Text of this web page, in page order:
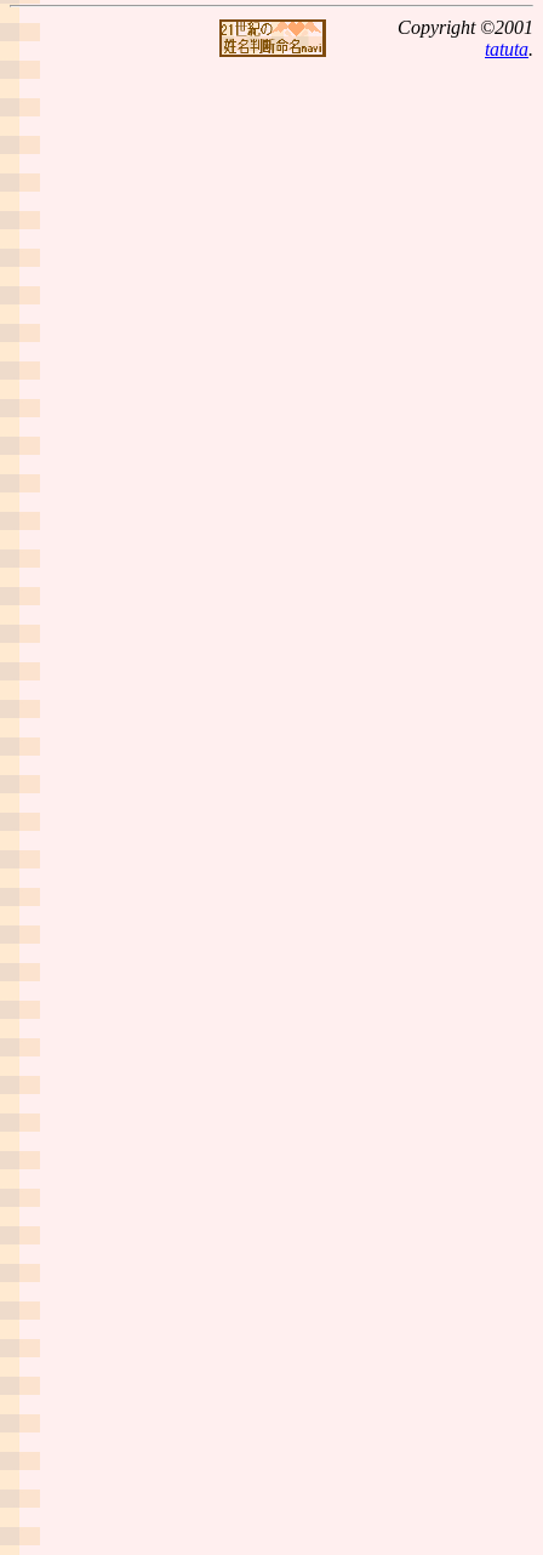
Copyright ©2001
tatuta.